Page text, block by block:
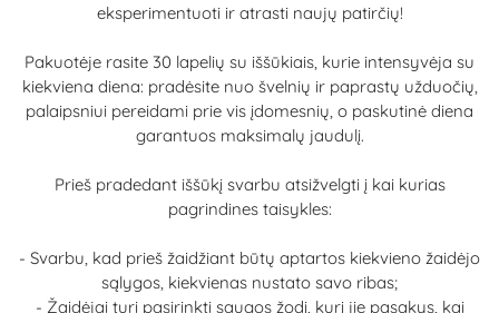
eksperimentuoti ir atrasti naujų patirčių!
Pakuotėje rasite 30 lapelių su iššūkiais, kurie intensyvėja su
kiekviena diena: pradėsite nuo švelnių ir paprastų užduočių,
palaipsniui pereidami prie vis įdomesnių, o paskutinė diena
garantuos maksimalų jaudulį.
Prieš pradedant iššūkį svarbu atsižvelgti į kai kurias
pagrindines taisykles:
- Svarbu, kad prieš žaidžiant būtų aptartos kiekvieno žaidėjo
sąlygos, kiekvienas nustato savo ribas;
- Žaidėjai turi pasirinkti saugos žodį, kurį jie pasakys, kai